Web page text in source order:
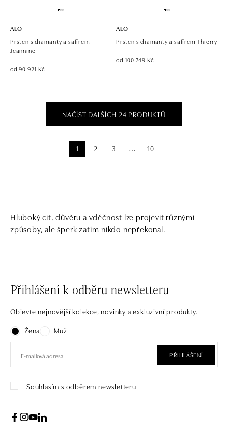
ALO
Prsten s diamanty a safírem
Jeannine
od 90 921 Kč
ALO
Prsten s diamanty a safírem Thierry
od 100 749 Kč
NAČÍST DALŠÍCH 24 PRODUKTŮ
1 2 3 ⋯ 10
Hluboký cit, důvěru a vděčnost lze projevit různými
způsoby, ale šperk zatím nikdo nepřekonal.
Přihlášení k odběru newsletteru
Objevte nejnovější kolekce, novinky a exkluzivní produkty.
Žena
Muž
PŘIHLÁŠENÍ
Souhlasím s odběrem newsletteru